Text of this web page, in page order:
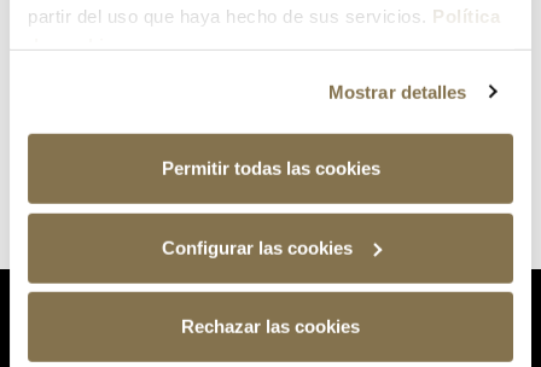
partir del uso que haya hecho de sus servicios. Política
Mostrar detalles
Permitir todas las cookies
Configurar las cookies
Rechazar las cookies